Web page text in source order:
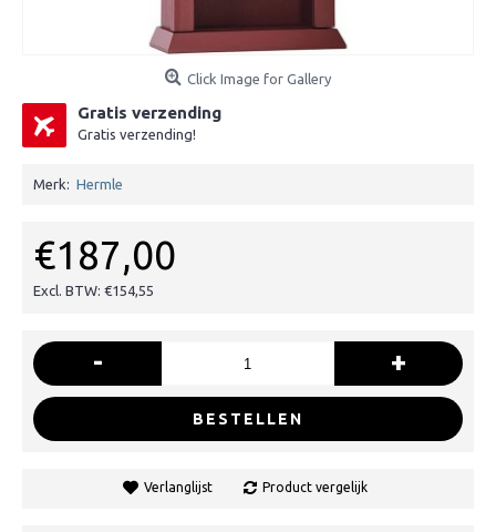
Click Image for Gallery
Gratis verzending
Gratis verzending!
Merk: Hermle
€187,00
Excl. BTW: €154,55
- +
BESTELLEN
Verlanglijst Product vergelijk